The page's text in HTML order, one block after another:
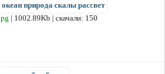
океан природа скалы рассвет
| 1002.89Kb | скачали: 150